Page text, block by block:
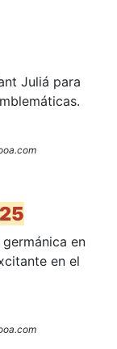
Juliá para
en
en el